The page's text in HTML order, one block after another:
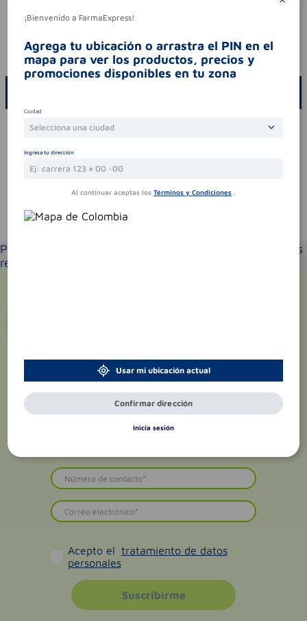
síntomas .
codigo invima 2016m-0017066
Por favor, inicie sesión para escribir un comentario
Sin comentarios.
Te puede interesar
Por favor selecciona tu ubicación y verás los productos
recomendados según la cobertura de entrega
Acepto el tratamiento de datos
personales
Suscribirme
¡Bienvenido a FarmaExpress!
Agrega tu ubicación o arrastra el PIN en el
mapa para ver los productos, precios y
promociones disponibles en tu zona
Ciudad
Selecciona una ciudad
Ingresa tu dirección
Al continuar aceptas los Términos y Condiciones .
Usar mi ubicación actual
Confirmar dirección
Inicia sesión